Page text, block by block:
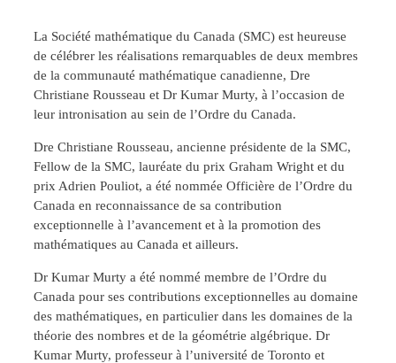
La Société mathématique du Canada (SMC) est heureuse
de célébrer les réalisations remarquables de deux membres
de la communauté mathématique canadienne, Dre
Christiane Rousseau et Dr Kumar Murty, à l’occasion de
leur intronisation au sein de l’Ordre du Canada.
Dre Christiane Rousseau, ancienne présidente de la SMC,
Fellow de la SMC, lauréate du prix Graham Wright et du
prix Adrien Pouliot, a été nommée Officière de l’Ordre du
Canada en reconnaissance de sa contribution
exceptionnelle à l’avancement et à la promotion des
mathématiques au Canada et ailleurs.
Dr Kumar Murty a été nommé membre de l’Ordre du
Canada pour ses contributions exceptionnelles au domaine
des mathématiques, en particulier dans les domaines de la
théorie des nombres et de la géométrie algébrique. Dr
Kumar Murty, professeur à l’université de Toronto et